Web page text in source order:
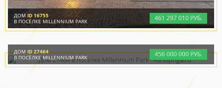
461 297010 РУБ.
ДОМID 16755
В ПОСЁЛКЕ MILLENNIUM PARK
456000000 РУБ.
ДОМID 27464
В ПОСЁЛКЕ MILLENNIUM PARK